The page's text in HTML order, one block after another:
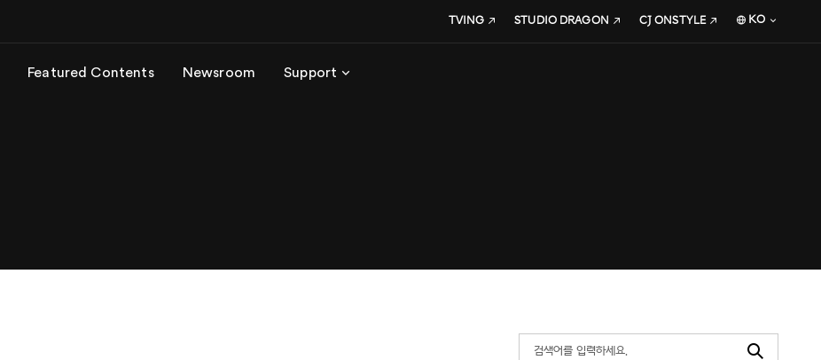
Featured Contents Newsroom Support
TVING STUDIO DRAGON CJ ONSTYLE KO